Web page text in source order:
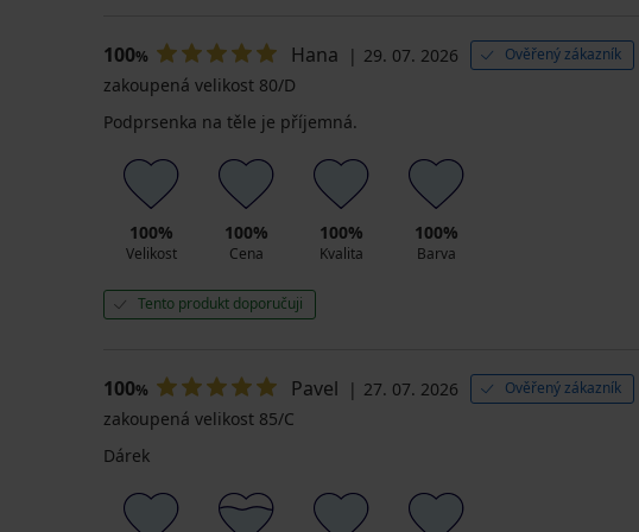
100% Hana 29. 07. 2026 Ověřený zákazník
zakoupená velikost 80/D
Podprsenka na těle je příjemná.
100%
Velikost
100%
Cena
100%
Kvalita
100%
Barva
Tento produkt doporučuji
100% Pavel 27. 07. 2026 Ověřený zákazník
zakoupená velikost 85/C
Dárek